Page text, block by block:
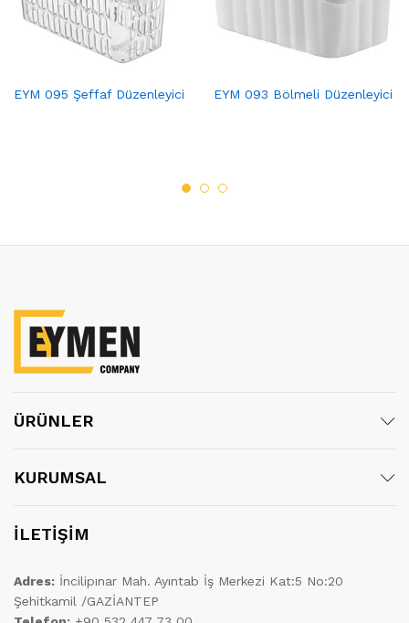
EYM 095 Şeffaf Düzenleyici EYM 093 Bölmeli Düzenleyici
ÜRÜNLER
KURUMSAL
İLETİŞİM
Adres: İncilipınar Mah. Ayıntab İş Merkezi Kat:5 No:20
Şehitkamil /GAZİANTEP